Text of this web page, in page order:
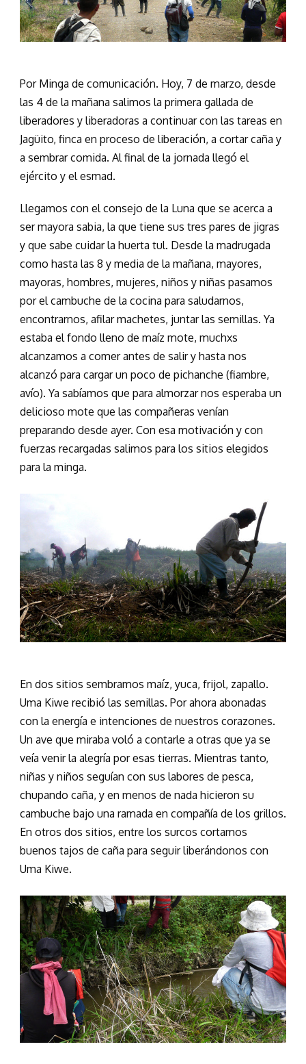
Por Minga de comunicación. Hoy, 7 de marzo, desde
las 4 de la mañana salimos la primera gallada de
liberadores y liberadoras a continuar con las tareas en
Jagüito, finca en proceso de liberación, a cortar caña y
a sembrar comida. Al final de la jornada llegó el
ejército y el esmad.
Llegamos con el consejo de la Luna que se acerca a
ser mayora sabia, la que tiene sus tres pares de jigras
y que sabe cuidar la huerta tul. Desde la madrugada
como hasta las 8 y media de la mañana, mayores,
mayoras, hombres, mujeres, niños y niñas pasamos
por el cambuche de la cocina para saludarnos,
encontrarnos, afilar machetes, juntar las semillas. Ya
estaba el fondo lleno de maíz mote, muchxs
alcanzamos a comer antes de salir y hasta nos
alcanzó para cargar un poco de pichanche (fiambre,
avío). Ya sabíamos que para almorzar nos esperaba un
delicioso mote que las compañeras venían
preparando desde ayer. Con esa motivación y con
fuerzas recargadas salimos para los sitios elegidos
para la minga.
En dos sitios sembramos maíz, yuca, frijol, zapallo.
Uma Kiwe recibió las semillas. Por ahora abonadas
con la energía e intenciones de nuestros corazones.
Un ave que miraba voló a contarle a otras que ya se
veía venir la alegría por esas tierras. Mientras tanto,
niñas y niños seguían con sus labores de pesca,
chupando caña, y en menos de nada hicieron su
cambuche bajo una ramada en compañía de los grillos.
En otros dos sitios, entre los surcos cortamos
buenos tajos de caña para seguir liberándonos con
Uma Kiwe.